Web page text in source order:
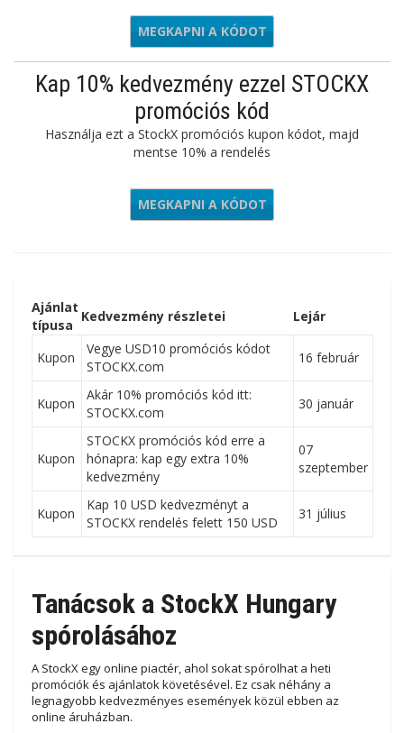
TAKE20
MEGKAPNI A KÓDOT
Kap 10% kedvezmény ezzel STOCKX
promóciós kód
Használja ezt a StockX promóciós kupon kódot, majd
mentse 10% a rendelés
VDAY110
MEGKAPNI A KÓDOT
Ajánlat
típusa
Kedvezmény részletei Lejár
Kupon
Vegye USD10 promóciós kódot
STOCKX.com
16 február
Kupon
Akár 10% promóciós kód itt:
STOCKX.com
30 január
Kupon
STOCKX promóciós kód erre a
hónapra: kap egy extra 10%
kedvezmény
07
szeptember
Kupon
Kap 10 USD kedvezményt a
STOCKX rendelés felett 150 USD
31 július
Tanácsok a StockX Hungary
spórolásához
A StockX egy online piactér, ahol sokat spórolhat a heti
promóciók és ajánlatok követésével. Ez csak néhány a
legnagyobb kedvezményes események közül ebben az
online áruházban.